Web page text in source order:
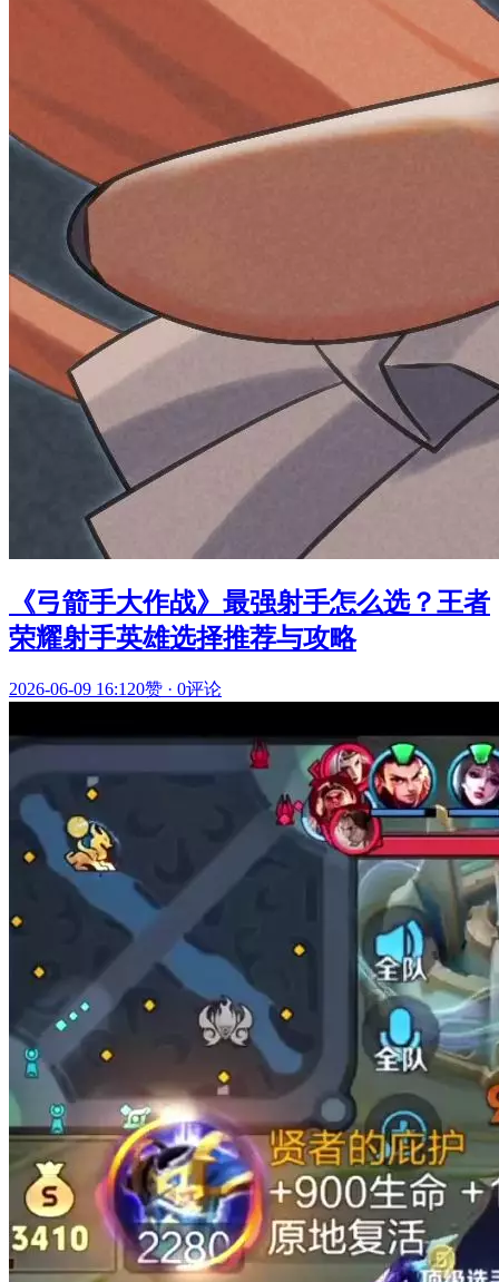
《弓箭手大作战》最强射手怎么选？王者
荣耀射手英雄选择推荐与攻略
2026-06-09 16:120赞 · 0评论